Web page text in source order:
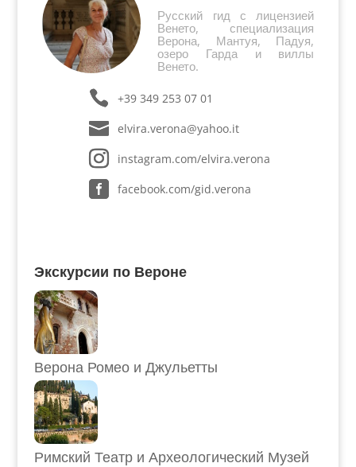
Русский гид с лицензией
Венето, специализация
Верона, Мантуя, Падуя,
озеро Гарда и виллы
Венето.
+39 349 253 07 01
elvira.verona@yahoo.it
instagram.com/elvira.verona
facebook.com/gid.verona
Экскурсии по Вероне
Верона Ромео и Джульетты
Римский Театр и Археологический Музей